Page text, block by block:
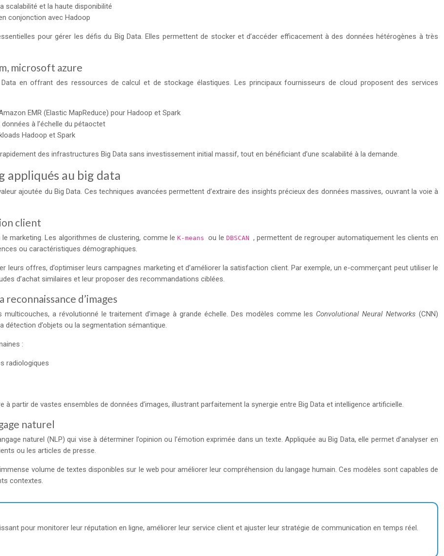
scalabilité et la haute disponibilité
conjonction avec Hadoop
pour gérer les défis du Big Data. Elles permettent de stocker et d’accéder efficacement à des données hétérogènes à très
microsoft azure
en offrant des ressources de calcul et de stockage élastiques. Les principaux fournisseurs de cloud proposent des services
EMR (Elastic MapReduce) pour Hadoop et Spark
à l’échelle du pétaoctet
Hadoop et Spark
des infrastructures Big Data sans investissement initial massif, tout en bénéficiant d’une scalabilité à la demande.
appliqués au big data
ajoutée du Big Data. Ces techniques avancées permettent d’extraire des insights précieux des données massives, ouvrant la voie à
client
marketing. Les algorithmes de clustering, comme leK-meansou le DBSCAN, permettent de regrouper automatiquement les clients en
ou caractéristiques démographiques.
leurs offres, d’optimiser leurs campagnes marketing et d’améliorer la satisfaction client. Par exemple, un e-commerçant peut utiliser le
d’achat similaires et leur proposer des recommandations ciblées.
d’images
a révolutionné le traitement d’image à grande échelle. Des modèles comme les Convolutional Neural Networks(CNN)
détection d’objets ou la segmentation sémantique.
:
radiologiques
partir de vastes ensembles de données d’images, illustrant parfaitement la synergie entre Big Data et intelligence artificielle.
naturel
naturel (NLP) qui vise à déterminer l’opinion ou l’émotion exprimée dans un texte. Appliquée au Big Data, elle permet d’analyser en
ou les articles de presse.
volume de textes disponibles sur le web pour améliorer leur compréhension du langage humain. Ces modèles sont capables de
contextes.
pour monitorer leur réputation en ligne, améliorer leur service client et ajuster leur stratégie de communication en temps réel.